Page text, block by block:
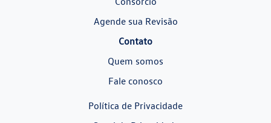
Agende sua Revisão
Contato
Quem somos
Fale conosco
Política de Privacidade